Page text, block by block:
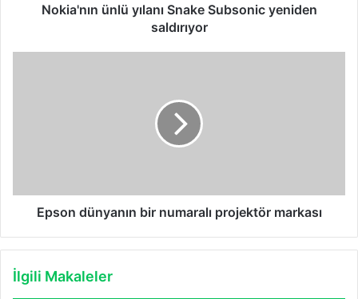
Nokia'nın ünlü yılanı Snake Subsonic yeniden
saldırıyor
Epson dünyanın bir numaralı projektör markası
İlgili Makaleler